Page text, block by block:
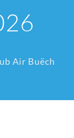
Air Buëch